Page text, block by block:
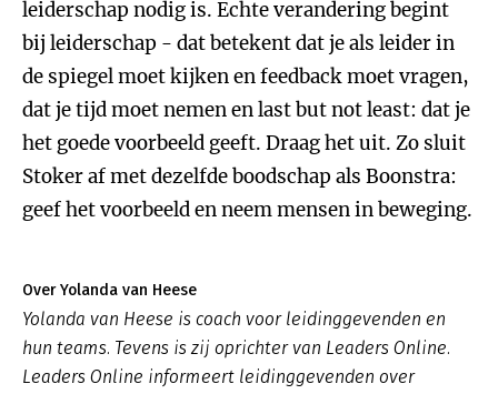
leiderschap nodig is. Echte verandering begint
bij leiderschap - dat betekent dat je als leider in
de spiegel moet kijken en feedback moet vragen,
dat je tijd moet nemen en last but not least: dat je
het goede voorbeeld geeft. Draag het uit. Zo sluit
Stoker af met dezelfde boodschap als Boonstra:
geef het voorbeeld en neem mensen in beweging.
Over Yolanda van Heese
Yolanda van Heese is coach voor leidinggevenden en
hun teams. Tevens is zij oprichter van Leaders Online.
Leaders Online informeert leidinggevenden over